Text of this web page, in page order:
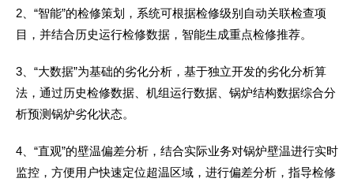
2、“智能”的检修策划，系统可根据检修级别自动关联检查项
目，并结合历史运行检修数据，智能生成重点检修推荐。
3、“大数据”为基础的劣化分析，基于独立开发的劣化分析算
法，通过历史检修数据、机组运行数据、锅炉结构数据综合分
析预测锅炉劣化状态。
4、“直观”的壁温偏差分析，结合实际业务对锅炉壁温进行实时
监控，方便用户快速定位超温区域，进行偏差分析，指导检修